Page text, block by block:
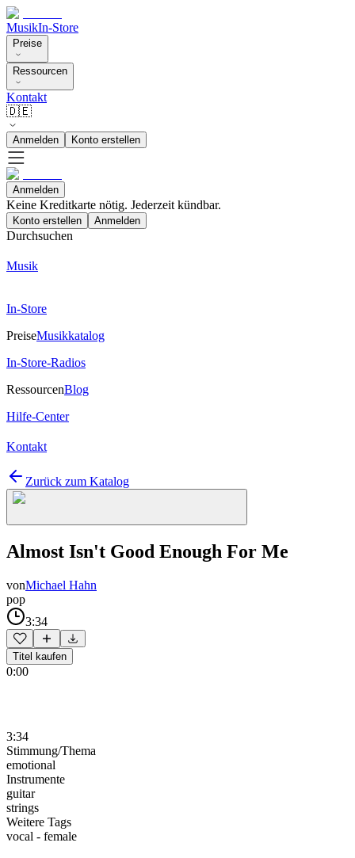
MusikIn-Store
Preise
Ressourcen
Kontakt
🇩🇪
Anmelden Konto erstellen
Anmelden
Keine Kreditkarte nötig. Jederzeit kündbar.
Konto erstellen Anmelden
Durchsuchen
Musik
In-Store
PreiseMusikkatalog
In-Store-Radios
RessourcenBlog
Hilfe-Center
Kontakt
Zurück zum Katalog
Almost Isn't Good Enough For Me
vonMichael Hahn
pop
3:34
Titel kaufen
0:00
3:34
Stimmung/Thema
emotional
Instrumente
guitar
strings
Weitere Tags
vocal - female